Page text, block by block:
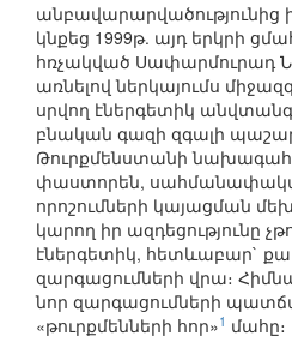
անբավարարվածությունից
կնքեց 1999թ. այդ երկրի
հռչակված Սափարմուրադ
առնելով ներկայումս
սրվող էներգետիկ
բնական գազի զգալի
Թուրքմենստանի
փաստորեն,
որոշումների կայացման
կարող իր ազդեցությունը
էներգետիկ, հետևաբար`
զարգացումների վրա։
նոր զարգացումների
«թուրքմենների հոր»1 մահը։